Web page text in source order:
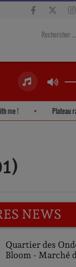
with me !
NEWS
Quartier des
Bloom - Marché